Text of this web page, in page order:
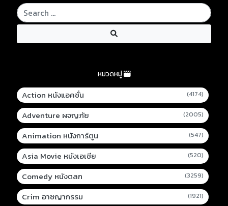
หมวดหมู่
Action หนังแอคชั่น (4174)
Adventure ผจญภัย (2005)
Animation หนังการ์ตูน (547)
Asia Movie หนังเอเชีย (520)
Comedy หนังตลก (3259)
Crim อาชญากรรม (1921)